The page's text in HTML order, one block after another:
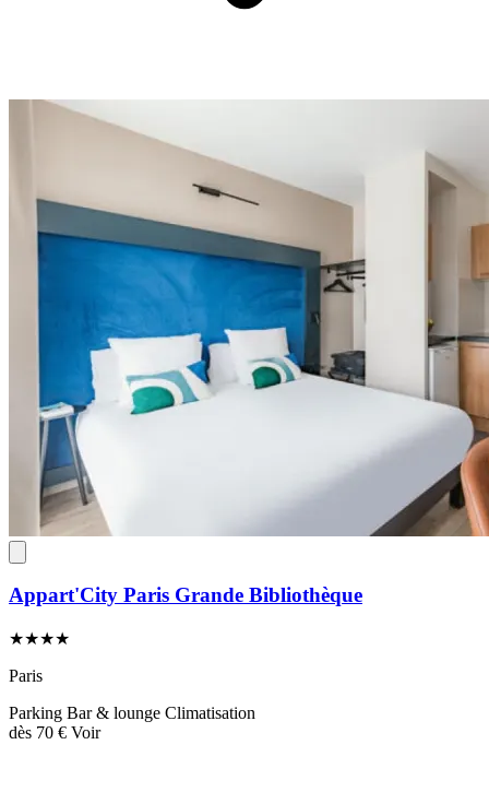
Appart'City Paris Grande Bibliothèque
★★★★
Paris
Parking Bar & lounge Climatisation
dès 70 € Voir